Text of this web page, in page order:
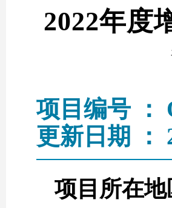
2022年度
项目编号 ：
更新日期 ：
项目所在地